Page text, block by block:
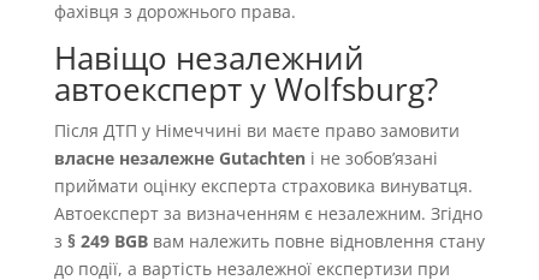
фахівця з дорожнього права.
Навіщо незалежний
автоексперт у Wolfsburg?
Після ДТП у Німеччині ви маєте право замовити
власне незалежне Gutachtenі не зобовʼязані
приймати оцінку експерта страховика винуватця.
Автоексперт за визначенням є незалежним. Згідно
з § 249 BGBвам належить повне відновлення стану
до події, а вартість незалежної експертизи при